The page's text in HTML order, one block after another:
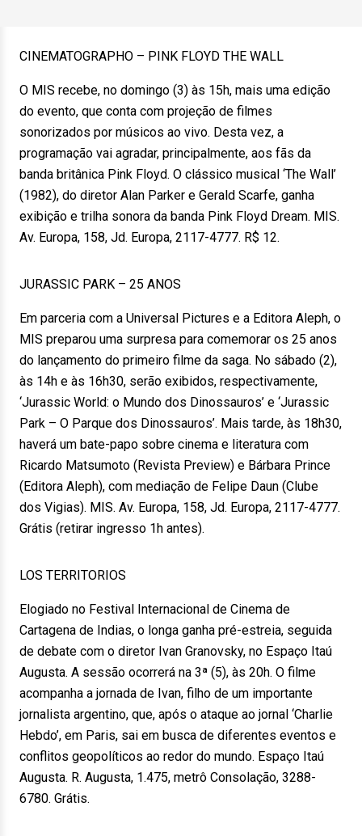
CINEMATOGRAPHO – PINK FLOYD THE WALL
O MIS recebe, no domingo (3) às 15h, mais uma edição
do evento, que conta com projeção de filmes
sonorizados por músicos ao vivo. Desta vez, a
programação vai agradar, principalmente, aos fãs da
banda britânica Pink Floyd. O clássico musical ‘The Wall’
(1982), do diretor Alan Parker e Gerald Scarfe, ganha
exibição e trilha sonora da banda Pink Floyd Dream. MIS.
Av. Europa, 158, Jd. Europa, 2117-4777. R$ 12.
JURASSIC PARK – 25 ANOS
Em parceria com a Universal Pictures e a Editora Aleph, o
MIS preparou uma surpresa para comemorar os 25 anos
do lançamento do primeiro filme da saga. No sábado (2),
às 14h e às 16h30, serão exibidos, respectivamente,
‘Jurassic World: o Mundo dos Dinossauros’ e ‘Jurassic
Park – O Parque dos Dinossauros’. Mais tarde, às 18h30,
haverá um bate-papo sobre cinema e literatura com
Ricardo Matsumoto (Revista Preview) e Bárbara Prince
(Editora Aleph), com mediação de Felipe Daun (Clube
dos Vigias). MIS. Av. Europa, 158, Jd. Europa, 2117-4777.
Grátis (retirar ingresso 1h antes).
LOS TERRITORIOS
Elogiado no Festival Internacional de Cinema de
Cartagena de Indias, o longa ganha pré-estreia, seguida
de debate com o diretor Ivan Granovsky, no Espaço Itaú
Augusta. A sessão ocorrerá na 3ª (5), às 20h. O filme
acompanha a jornada de Ivan, filho de um importante
jornalista argentino, que, após o ataque ao jornal ‘Charlie
Hebdo’, em Paris, sai em busca de diferentes eventos e
conflitos geopolíticos ao redor do mundo. Espaço Itaú
Augusta. R. Augusta, 1.475, metrô Consolação, 3288-
6780. Grátis.